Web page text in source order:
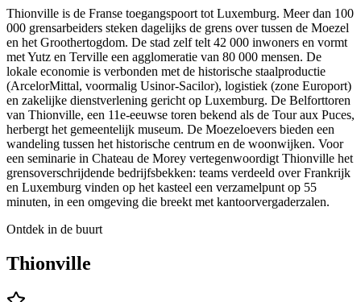
Thionville is de Franse toegangspoort tot Luxemburg. Meer dan 100
000 grensarbeiders steken dagelijks de grens over tussen de Moezel
en het Groothertogdom. De stad zelf telt 42 000 inwoners en vormt
met Yutz en Terville een agglomeratie van 80 000 mensen. De
lokale economie is verbonden met de historische staalproductie
(ArcelorMittal, voormalig Usinor-Sacilor), logistiek (zone Europort)
en zakelijke dienstverlening gericht op Luxemburg. De Belforttoren
van Thionville, een 11e-eeuwse toren bekend als de Tour aux Puces,
herbergt het gemeentelijk museum. De Moezeloevers bieden een
wandeling tussen het historische centrum en de woonwijken. Voor
een seminarie in Chateau de Morey vertegenwoordigt Thionville het
grensoverschrijdende bedrijfsbekken: teams verdeeld over Frankrijk
en Luxemburg vinden op het kasteel een verzamelpunt op 55
minuten, in een omgeving die breekt met kantoorvergaderzalen.
Ontdek in de buurt
Thionville